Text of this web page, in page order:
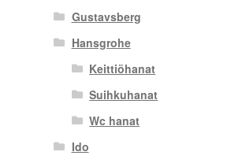
Gustavsberg
Hansgrohe
Keittiöhanat
Suihkuhanat
Wc hanat
Ido